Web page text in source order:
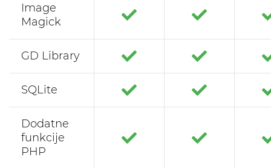
Image
Magick
GD Library
SQLite
Dodatne
funkcije
PHP